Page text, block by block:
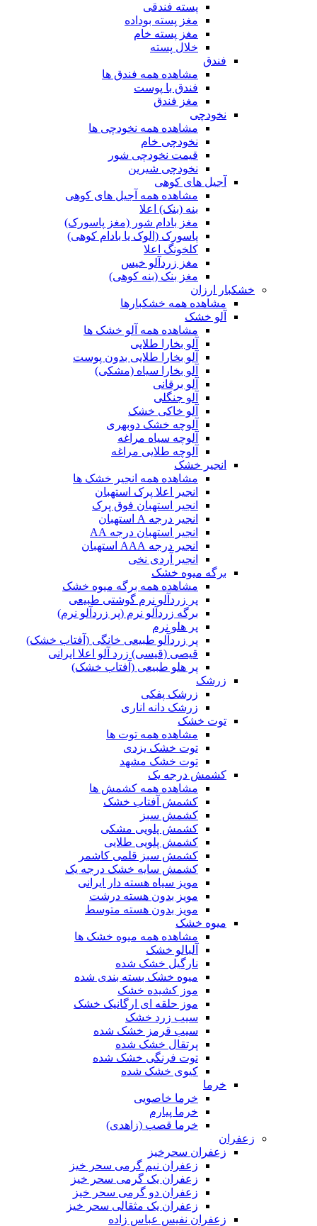
پسته فندقی
مغز پسته بوداده
مغز پسته خام
خلال پسته
فندق
مشاهده همه فندق ها
فندق با پوست
مغز فندق
نخودچی
مشاهده همه نخودچی ها
نخودچی خام
قیمت نخودچی شور
نخودچی شیرین
آجیل های کوهی
مشاهده همه آجیل های کوهی
بنه (بنک) اعلا
مغز بادام شور (مغز پاسورک)
پاسورک (الوک یا بادام کوهی)
کلخونگ اعلا
مغز زردآلو خیس
مغز بنک (بنه کوهی)
خشکبار ارزان
مشاهده همه خشکبارها
آلو خشک
مشاهده همه آلو خشک ها
آلو بخارا طلایی
آلو بخارا طلایی بدون پوست
آلو بخارا سیاه (مشکی)
آلو برقانی
آلو جنگلی
آلو خاکی خشک
آلوچه خشک دوبهری
آلوچه سیاه مراغه
آلوچه طلایی مراغه
انجیر خشک
مشاهده همه انجیر خشک ها
انجیر اعلا پرک استهبان
انجیر استهبان فوق پرک
انجیر درجه A استهبان
انجیر استهبان درجه AA
انجیر درجه AAA استهبان
انجیر آردی نخی
برگه میوه خشک
مشاهده همه برگه میوه خشک
پر زردآلو نرم گوشتی طبیعی
برگه زردآلو نرم (پر زردآلو نرم)
پر هلو نرم
پر زردآلو طبیعی خانگی (آفتاب خشک)
قیصی (قیسی) زرد آلو اعلا ایرانی
پر هلو طبیعی (آفتاب خشک)
زرشک
زرشک پفکی
زرشک دانه اناری
توت خشک
مشاهده همه توت ها
توت خشک یزدی
توت خشک مشهد
کشمش درجه یک
مشاهده همه کشمش ها
کشمش آفتاب خشک
کشمش سبز
کشمش پلویی مشکی
کشمش پلویی طلایی
کشمش سبز قلمی کاشمر
کشمش سایه خشک درجه یک
مویز سیاه هسته دار ایرانی
مویز بدون هسته درشت
مویز بدون هسته متوسط
میوه خشک
مشاهده همه میوه خشک ها
آلبالو خشک
نارگیل خشک شده
میوه خشک بسته بندی شده
موز کشیده خشک
موز حلقه ای ارگانیک خشک
سیب زرد خشک
سیب قرمز خشک شده
پرتقال خشک شده
توت فرنگی خشک شده
کیوی خشک شده
خرما
خرما خاصویی
خرما پیارم
خرما قصب (زاهدی)
زعفران
زعفران سحرخیز
زعفران نیم گرمی سحر خیز
زعفران یک گرمی سحر خیز
زعفران دو گرمی سحر خیز
زعفران یک مثقالی سحر خیز
زعفران نفیس عباس زاده